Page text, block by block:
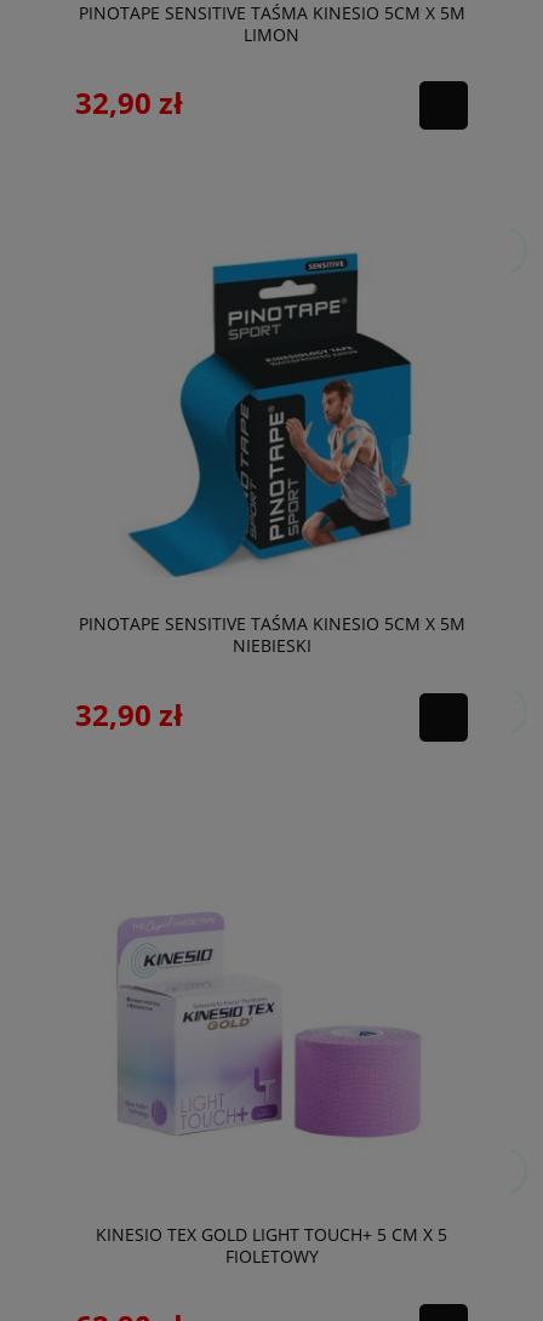
PINOTAPE SENSITIVE TAŚMA KINESIO 5CM X 5M
LIMON
32,90 zł
PINOTAPE SENSITIVE TAŚMA KINESIO 5CM X 5M
NIEBIESKI
32,90 zł
KINESIO TEX GOLD LIGHT TOUCH+ 5 CM X 5
FIOLETOWY